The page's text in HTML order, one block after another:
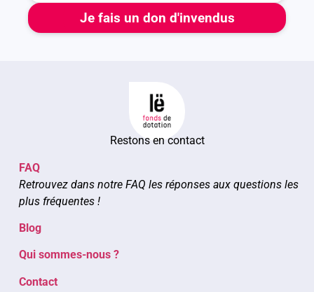
Je fais un don d'invendus
Restons en contact
FAQ
Retrouvez dans notre FAQ les réponses aux questions les
plus fréquentes !
Blog
Qui sommes-nous ?
Contact